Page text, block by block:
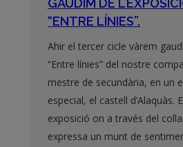
GAUDIM DE
“ENTRE LÍNIES”.
Ahir el tercer cicle vàrem
“Entre línies” del nostre
mestre de secundària, en un
especial, el castell d’Alaquàs.
exposició on a través del
expressa un munt de